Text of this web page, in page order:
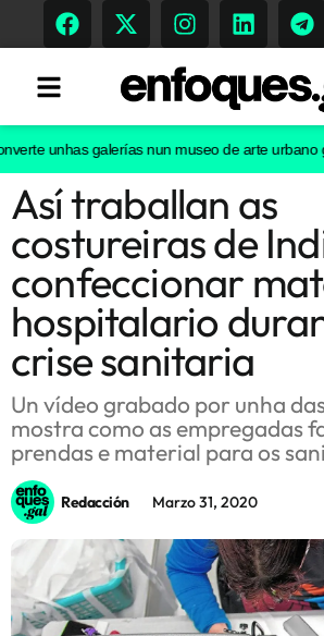
Tendencias
Memoria Histórica
Gastronomía
Escenarios
Sostenibilidad
unhas galerías nun museo de arte urbano
Así traballan as
costureiras de
confeccionar
hospitalario
crise sanitaria
Un vídeo grabado por unha
mostra como as empregadas
prendas e material para os
Redacción Marzo 31, 2020